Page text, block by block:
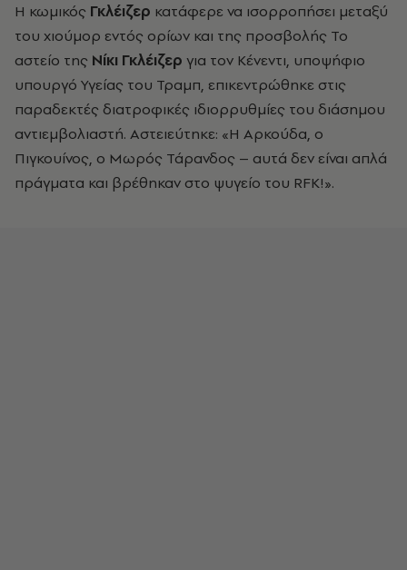
Η κωμικός Γκλέιζερ κατάφερε να ισορροπήσει μεταξύ
του χιούμορ εντός ορίων και της προσβολής Το
αστείο της Νίκι Γκλέιζερ για τον Κένεντι, υποψήφιο
υπουργό Υγείας του Τραμπ, επικεντρώθηκε στις
παραδεκτές διατροφικές ιδιορρυθμίες του διάσημου
αντιεμβολιαστή. Αστειεύτηκε: «Η Αρκούδα, ο
Πιγκουίνος, ο Μωρός Τάρανδος – αυτά δεν είναι απλά
πράγματα και βρέθηκαν στο ψυγείο του RFK!».